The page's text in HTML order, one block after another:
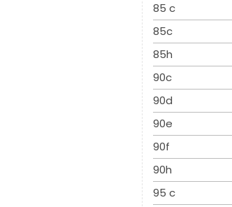
85 c
85c
85h
90c
90d
90e
90f
90h
95 c